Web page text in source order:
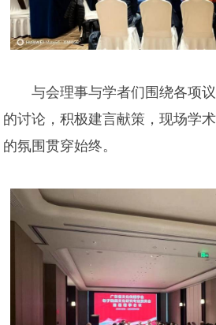
与会理事与学者们围绕各项
的讨论，积极建言献策，现场学
的氛围贯穿始终。